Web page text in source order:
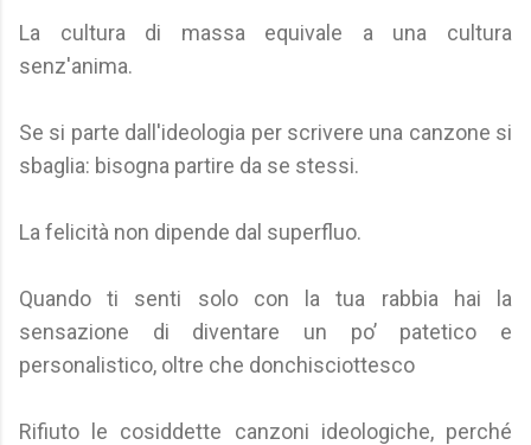
La cultura di massa equivale a una cultura
senz'anima.
Se si parte dall'ideologia per scrivere una canzone si
sbaglia: bisogna partire da se stessi.
La felicità non dipende dal superfluo.
Quando ti senti solo con la tua rabbia hai la
sensazione di diventare un po’ patetico e
personalistico, oltre che donchisciottesco
Rifiuto le cosiddette canzoni ideologiche, perché